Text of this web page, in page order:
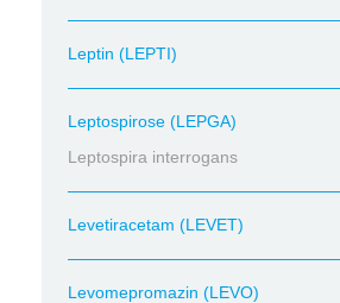
Leptin (LEPTI)
Leptospirose (LEPGA)
Leptospira interrogans
Levetiracetam (LEVET)
Levomepromazin (LEVO)